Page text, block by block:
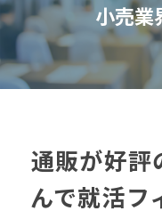
小売
通販が好評
んで就活フ